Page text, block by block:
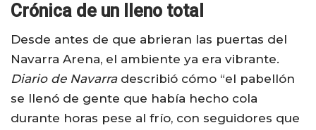
Crónica de un lleno total
Desde antes de que abrieran las puertas del
Navarra Arena, el ambiente ya era vibrante.
Diario de Navarradescribió cómo “el pabellón
se llenó de gente que había hecho cola
durante horas pese al frío, con seguidores que